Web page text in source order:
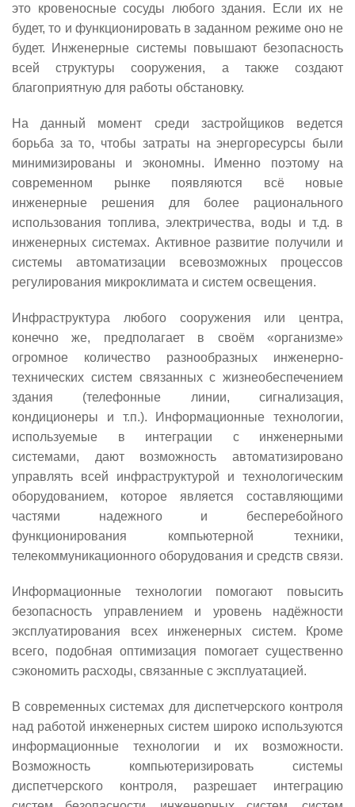
это кровеносные сосуды любого здания. Если их не
будет, то и функционировать в заданном режиме оно не
будет. Инженерные системы повышают безопасность
всей структуры сооружения, а также создают
благоприятную для работы обстановку.
На данный момент среди застройщиков ведется
борьба за то, чтобы затраты на энергоресурсы были
минимизированы и экономны. Именно поэтому на
современном рынке появляются всё новые
инженерные решения для более рационального
использования топлива, электричества, воды и т.д. в
инженерных системах. Активное развитие получили и
системы автоматизации всевозможных процессов
регулирования микроклимата и систем освещения.
Инфраструктура любого сооружения или центра,
конечно же, предполагает в своём «организме»
огромное количество разнообразных инженерно-
технических систем связанных с жизнеобеспечением
здания (телефонные линии, сигнализация,
кондиционеры и т.п.). Информационные технологии,
используемые в интеграции с инженерными
системами, дают возможность автоматизировано
управлять всей инфраструктурой и технологическим
оборудованием, которое является составляющими
частями надежного и бесперебойного
функционирования компьютерной техники,
телекоммуникационного оборудования и средств связи.
Информационные технологии помогают повысить
безопасность управлением и уровень надёжности
эксплуатирования всех инженерных систем. Кроме
всего, подобная оптимизация помогает существенно
сэкономить расходы, связанные с эксплуатацией.
В современных системах для диспетчерского контроля
над работой инженерных систем широко используются
информационные технологии и их возможности.
Возможность компьютеризировать системы
диспетчерского контроля, разрешает интеграцию